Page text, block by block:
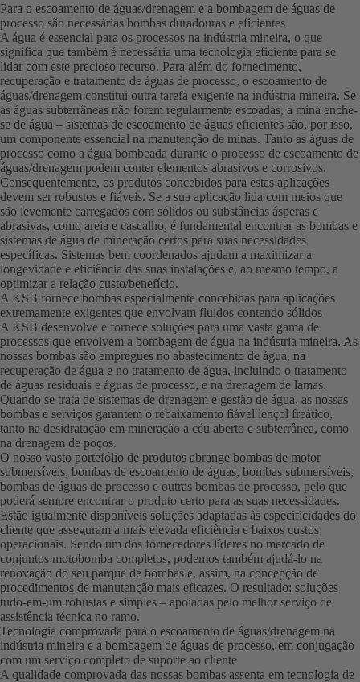
Para o escoamento de águas/drenagem e a bombagem de águas de
processo são necessárias bombas duradouras e eficientes
A água é essencial para os processos na indústria mineira, o que
significa que também é necessária uma tecnologia eficiente para se
lidar com este precioso recurso. Para além do fornecimento,
recuperação e tratamento de águas de processo, o escoamento de
águas/drenagem constitui outra tarefa exigente na indústria mineira. Se
as águas subterrâneas não forem regularmente escoadas, a mina enche-
se de água – sistemas de escoamento de águas eficientes são, por isso,
um componente essencial na manutenção de minas. Tanto as águas de
processo como a água bombeada durante o processo de escoamento de
águas/drenagem podem conter elementos abrasivos e corrosivos.
Consequentemente, os produtos concebidos para estas aplicações
devem ser robustos e fiáveis. Se a sua aplicação lida com meios que
são levemente carregados com sólidos ou substâncias ásperas e
abrasivas, como areia e cascalho, é fundamental encontrar as bombas e
sistemas de água de mineração certos para suas necessidades
específicas. Sistemas bem coordenados ajudam a maximizar a
longevidade e eficiência das suas instalações e, ao mesmo tempo, a
optimizar a relação custo/benefício.
A KSB fornece bombas especialmente concebidas para aplicações
extremamente exigentes que envolvam fluidos contendo sólidos
A KSB desenvolve e fornece soluções para uma vasta gama de
processos que envolvem a bombagem de água na indústria mineira. As
nossas bombas são empregues no abastecimento de água, na
recuperação de água e no tratamento de água, incluindo o tratamento
de águas residuais e águas de processo, e na drenagem de lamas.
Quando se trata de sistemas de drenagem e gestão de água, as nossas
bombas e serviços garantem o rebaixamento fiável lençol freático,
tanto na desidratação em mineração a céu aberto e subterrânea, como
na drenagem de poços.
O nosso vasto portefólio de produtos abrange bombas de motor
submersíveis, bombas de escoamento de águas, bombas submersíveis,
bombas de águas de processo e outras bombas de processo, pelo que
poderá sempre encontrar o produto certo para as suas necessidades.
Estão igualmente disponíveis soluções adaptadas às especificidades do
cliente que asseguram a mais elevada eficiência e baixos custos
operacionais. Sendo um dos fornecedores líderes no mercado de
conjuntos motobomba completos, podemos também ajudá-lo na
renovação do seu parque de bombas e, assim, na concepção de
procedimentos de manutenção mais eficazes. O resultado: soluções
tudo-em-um robustas e simples – apoiadas pelo melhor serviço de
assistência técnica no ramo.
Tecnologia comprovada para o escoamento de águas/drenagem na
indústria mineira e a bombagem de águas de processo, em conjugação
com um serviço completo de suporte ao cliente
A qualidade comprovada das nossas bombas assenta em tecnologia de